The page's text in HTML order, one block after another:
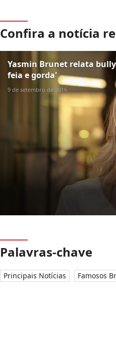
Confira a notícia
Yasmin Brunet relata
feia e gorda'
9 de setembro de 2016
Palavras-chave
Principais Notícias Famosos